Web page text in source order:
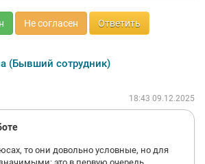
Не согласен Ответить
(Бывший сотрудник)
18:43 09.12.2025
то они довольно условные, но для